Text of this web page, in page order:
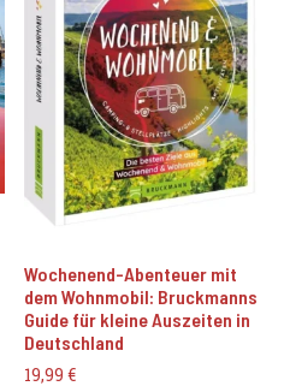
Wochenend-Abenteuer mit
dem Wohnmobil: Bruckmanns
Guide für kleine Auszeiten in
Deutschland
19,99€